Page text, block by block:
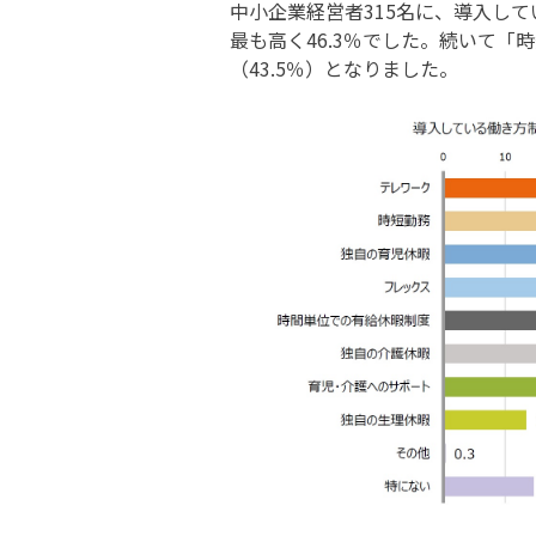
中小企業経営者315名に、導入し
最も高く46.3％でした。続いて「
（43.5％）となりました。